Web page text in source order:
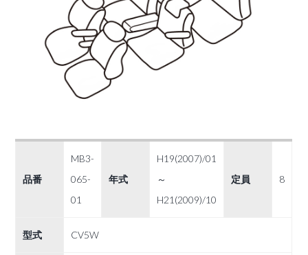
品番
MB3-
065-
01
年式
H19(2007)/01
～
H21(2009)/10
定員 8
型式 CV5W